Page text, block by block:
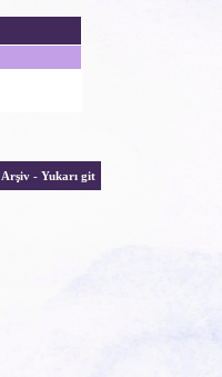
Arşiv- Yukarı git